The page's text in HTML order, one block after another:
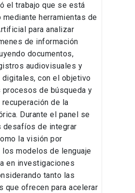
el trabajo que se está
mediante herramientas de
para analizar
de información
documentos,
audiovisuales y
con el objetivo
procesos de búsqueda y
de la
Durante el panel se
desafíos de integrar
la visión por
los modelos de lenguaje
en investigaciones
tanto las
que ofrecen para acelerar